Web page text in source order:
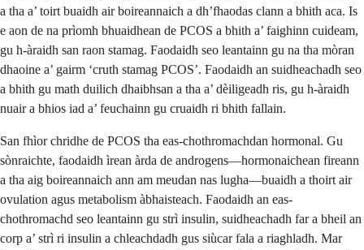
a tha a’ toirt buaidh air boireannaich a dh’fhaodas clann a bhith aca. Is
e aon de na prìomh bhuaidhean de PCOS a bhith a’ faighinn cuideam,
gu h-àraidh san raon stamag. Faodaidh seo leantainn gu na tha mòran
dhaoine a’ gairm ‘cruth stamag PCOS’. Faodaidh an suidheachadh seo
a bhith gu math duilich dhaibhsan a tha a’ dèiligeadh ris, gu h-àraidh
nuair a bhios iad a’ feuchainn gu cruaidh ri bhith fallain.
San fhìor chridhe de PCOS tha eas-chothromachdan hormonal. Gu
sònraichte, faodaidh ìrean àrda de androgens—hormonaichean fireann
a tha aig boireannaich ann am meudan nas lugha—buaidh a thoirt air
ovulation agus metabolism àbhaisteach. Faodaidh an eas-
chothromachd seo leantainn gu strì insulin, suidheachadh far a bheil an
corp a’ strì ri insulin a chleachdadh gus siùcar fala a riaghladh. Mar